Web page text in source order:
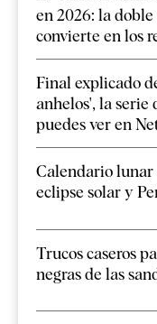
en 2026: la
convierte en los
Final explicado
anhelos', la
puedes ver en
Calendario lunar
eclipse solar y
Trucos caseros
negras de las